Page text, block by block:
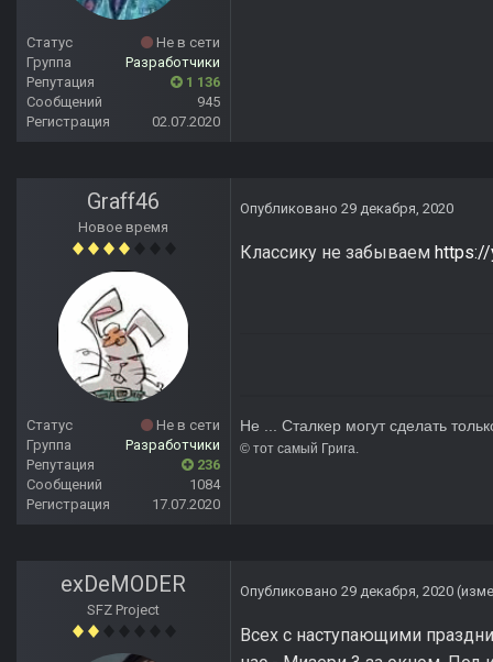
Статус
Не в сети
Группа
Разработчики
Репутация
1 136
Сообщений
945
Регистрация
02.07.2020
Graff46
Новое время
Статус
Не в сети
Группа
Разработчики
Репутация
236
Сообщений
1084
Регистрация
17.07.2020
Опубликовано 29 декабря, 2020
Классику не забываем https://
Не ... Сталкер могут сделать
© тот
exDeMODER
SFZ Project
Опубликовано 29 декабря, 2020
Всех с наступающими